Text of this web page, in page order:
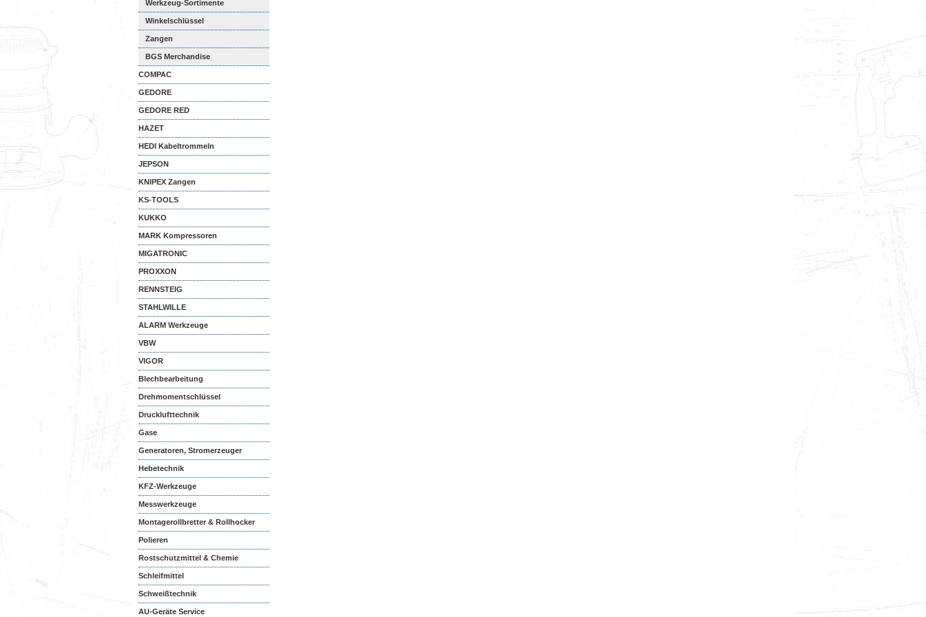
Werkzeug-Sortimente
Winkelschlüssel
Zangen
BGS Merchandise
COMPAC
GEDORE
GEDORE RED
HAZET
HEDI Kabeltrommeln
JEPSON
KNIPEX Zangen
KS-TOOLS
KUKKO
MARK Kompressoren
MIGATRONIC
PROXXON
RENNSTEIG
STAHLWILLE
ALARM Werkzeuge
VBW
VIGOR
Blechbearbeitung
Drehmomentschlüssel
Drucklufttechnik
Gase
Generatoren, Stromerzeuger
Hebetechnik
KFZ-Werkzeuge
Messwerkzeuge
Montagerollbretter & Rollhocker
Polieren
Rostschutzmittel & Chemie
Schleifmittel
Schweißtechnik
AU-Geräte Service